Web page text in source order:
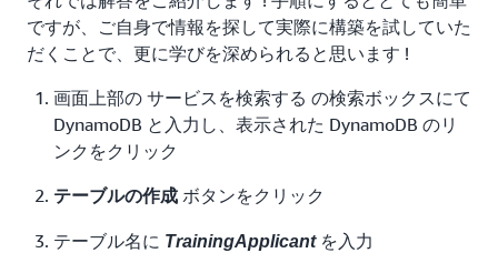
ですが、ご自身で情報を探して実際に構築を試していた
だくことで、更に学びを深められると思います !
画面上部の サービスを検索する の検索ボックスにて
DynamoDB と入力し、表示された DynamoDB のリ
ンクをクリック
テーブルの作成 ボタンをクリック
テーブル名に TrainingApplicantを入力